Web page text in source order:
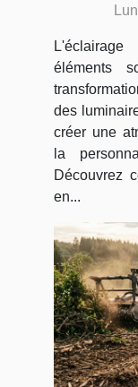
éléments
des
créer une
la
Découvrez
en...